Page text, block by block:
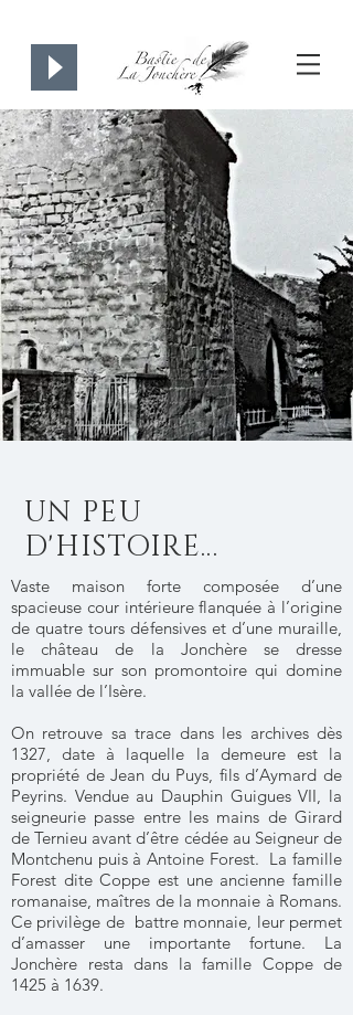
UN PEU
D'HISTOIRE...
Vaste maison forte composée d’une
spacieuse cour intérieure flanquée à l’origine
de quatre tours défensives et d’une muraille,
le château de la Jonchère se dresse
immuable sur son promontoire qui domine
la vallée de l’Isère.
On retrouve sa trace dans les archives dès
1327, date à laquelle la demeure est la
propriété de Jean du Puys, fils d’Aymard de
Peyrins. Vendue au Dauphin Guigues VII, la
seigneurie passe entre les mains de Girard
de Ternieu avant d’être cédée au Seigneur de
Montchenu puis à Antoine Forest. La famille
Forest dite Coppe est une ancienne famille
romanaise, maîtres de la monnaie à Romans.
Ce privilège de battre monnaie, leur permet
d’amasser une importante fortune. La
Jonchère resta dans la famille Coppe de
1425 à 1639.